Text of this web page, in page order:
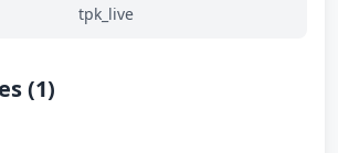
tpk_live
(1)